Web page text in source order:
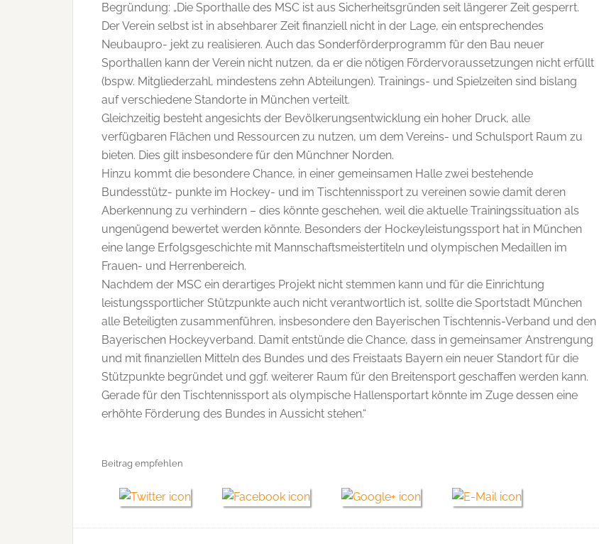
Begründung: „Die Sporthalle des MSC ist aus Sicherheitsgründen seit längerer Zeit gesperrt.
Der Verein selbst ist in absehbarer Zeit finanziell nicht in der Lage, ein entsprechendes
Neubaupro- jekt zu realisieren. Auch das Sonderförderprogramm für den Bau neuer
Sporthallen kann der Verein nicht nutzen, da er die nötigen Fördervoraussetzungen nicht erfüllt
(bspw. Mitgliederzahl, mindestens zehn Abteilungen). Trainings- und Spielzeiten sind bislang
auf verschiedene Standorte in München verteilt.
Gleichzeitig besteht angesichts der Bevölkerungsentwicklung ein hoher Druck, alle
verfügbaren Flächen und Ressourcen zu nutzen, um dem Vereins- und Schulsport Raum zu
bieten. Dies gilt insbesondere für den Münchner Norden.
Hinzu kommt die besondere Chance, in einer gemeinsamen Halle zwei bestehende
Bundesstütz- punkte im Hockey- und im Tischtennissport zu vereinen sowie damit deren
Aberkennung zu verhindern – dies könnte geschehen, weil die aktuelle Trainingssituation als
ungenügend bewertet werden könnte. Besonders der Hockeyleistungssport hat in München
eine lange Erfolgsgeschichte mit Mannschaftsmeistertiteln und olympischen Medaillen im
Frauen- und Herrenbereich.
Nachdem der MSC ein derartiges Projekt nicht stemmen kann und für die Einrichtung
leistungssportlicher Stützpunkte auch nicht verantwortlich ist, sollte die Sportstadt München
alle Beteiligten zusammenführen, insbesondere den Bayerischen Tischtennis-Verband und den
Bayerischen Hockeyverband. Damit entstünde die Chance, dass in gemeinsamer Anstrengung
und mit finanziellen Mitteln des Bundes und des Freistaats Bayern ein neuer Standort für die
Stützpunkte begründet und ggf. weiterer Raum für den Breitensport geschaffen werden kann.
Gerade für den Tischtennissport als olympische Hallensportart könnte im Zuge dessen eine
erhöhte Förderung des Bundes in Aussicht stehen.“
Beitrag empfehlen